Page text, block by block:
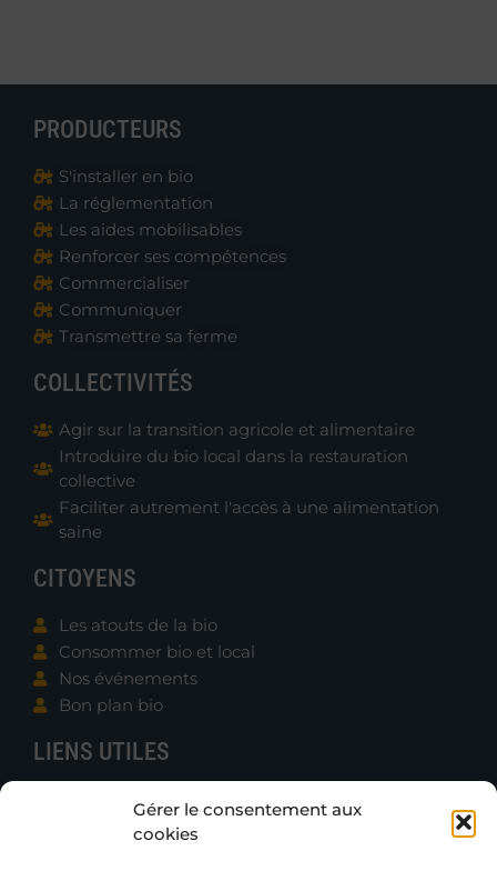
Gérer le consentement aux
cookies
PRODUCTEURS
S'installer en bio
La réglementation
Les aides mobilisables
Renforcer ses compétences
Commercialiser
Communiquer
Transmettre sa ferme
COLLECTIVITÉS
Agir sur la transition agricole et alimentaire
Introduire du bio local dans la restauration
collective
Faciliter autrement l'accès à une alimentation
saine
CITOYENS
Les atouts de la bio
Consommer bio et local
Nos événements
Bon plan bio
LIENS UTILES